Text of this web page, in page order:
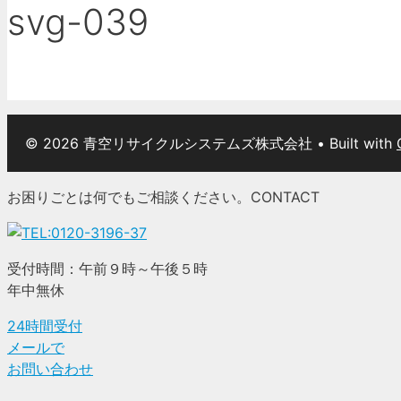
svg-039
© 2026 青空リサイクルシステムズ株式会社 • Built with
お困りごとは何でもご相談ください。 CONTACT
受付時間：午前９時～午後５時
年中無休
24時間受付
メールで
お問い合わせ